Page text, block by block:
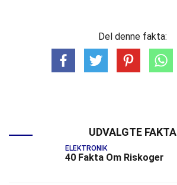
Del denne fakta:
UDVALGTE FAKTA
ELEKTRONIK
40 Fakta Om Riskoger